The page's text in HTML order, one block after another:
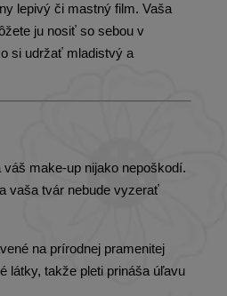
lepivý či mastný film. Vaša
ju nosiť so sebou v
si udržať mladistvý a
make-up nijako nepoškodí.
vaša tvár nebude vyzerať
na prírodnej pramenitej
látky, takže pleti prináša úľavu